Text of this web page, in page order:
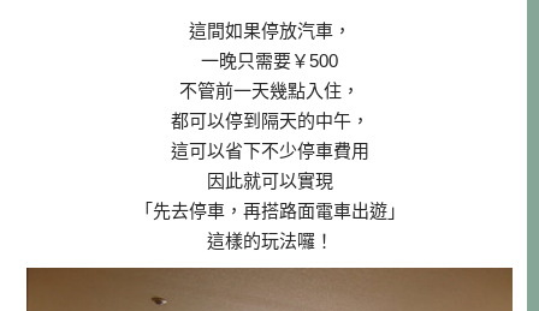
這間如果停放汽車，
一晚只需要￥500
不管前一天幾點入住，
都可以停到隔天的中午，
這可以省下不少停車費用
因此就可以實現
「先去停車，再搭路面電車出遊」
這樣的玩法囉！